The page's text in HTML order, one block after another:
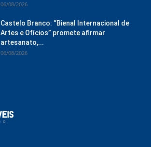
06/08/2026
Castelo Branco: “Bienal Internacional de
Artes e Ofícios” promete afirmar
artesanato,...
06/08/2026